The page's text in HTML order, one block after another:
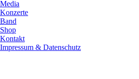
Media
Konzerte
Band
Shop
Kontakt
Impressum & Datenschutz